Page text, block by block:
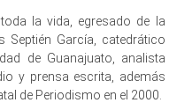
la vida, egresado de la
Septién García, catedrático
de Guanajuato, analista
y prensa escrita, además
de Periodismo en el 2000.